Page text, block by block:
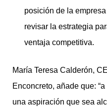
posición de la
revisar la estrategia
ventaja competitiva.
María Teresa Calderón,
Enconcreto, añade que:
una aspiración que sea